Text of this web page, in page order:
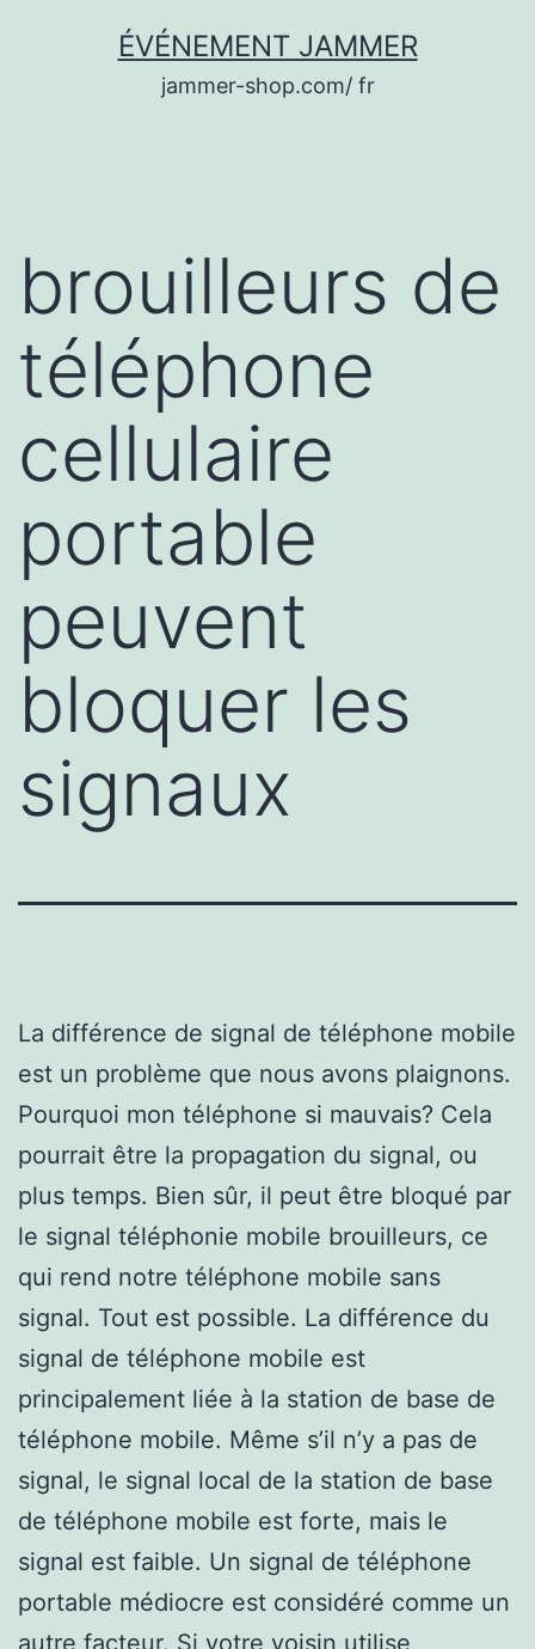
ÉVÉNEMENT JAMMER
jammer-shop.com/ fr
brouilleurs de
téléphone
cellulaire
portable
peuvent
bloquer les
signaux
La différence de signal de téléphone mobile
est un problème que nous avons plaignons.
Pourquoi mon téléphone si mauvais? Cela
pourrait être la propagation du signal, ou
plus temps. Bien sûr, il peut être bloqué par
le signal téléphonie mobile brouilleurs, ce
qui rend notre téléphone mobile sans
signal. Tout est possible. La différence du
signal de téléphone mobile est
principalement liée à la station de base de
téléphone mobile. Même s’il n’y a pas de
signal, le signal local de la station de base
de téléphone mobile est forte, mais le
signal est faible. Un signal de téléphone
portable médiocre est considéré comme un
autre facteur. Si votre voisin utilise